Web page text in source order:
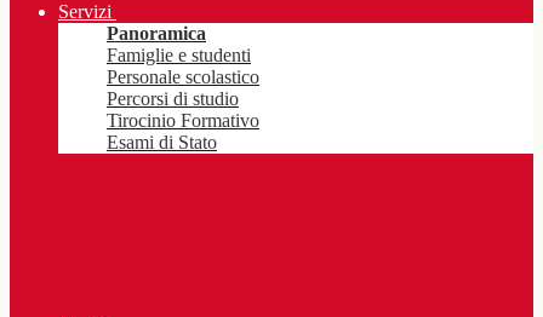
Servizi
Panoramica
Famiglie e studenti
Personale scolastico
Percorsi di studio
Tirocinio Formativo
Esami di Stato